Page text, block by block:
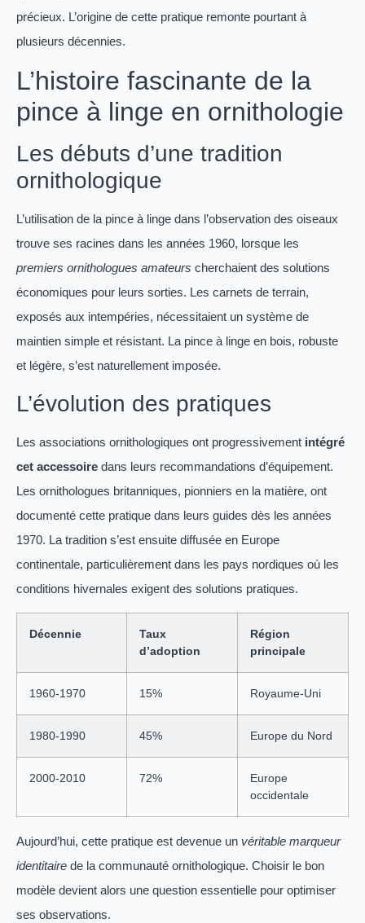
précieux. L’origine de cette pratique remonte pourtant à
plusieurs décennies.
L’histoire fascinante de la
pince à linge en ornithologie
Les débuts d’une tradition
ornithologique
L’utilisation de la pince à linge dans l’observation des oiseaux
trouve ses racines dans les années 1960, lorsque les
premiers ornithologues amateurs cherchaient des solutions
économiques pour leurs sorties. Les carnets de terrain,
exposés aux intempéries, nécessitaient un système de
maintien simple et résistant. La pince à linge en bois, robuste
et légère, s’est naturellement imposée.
L’évolution des pratiques
Les associations ornithologiques ont progressivement intégré
cet accessoire dans leurs recommandations d’équipement.
Les ornithologues britanniques, pionniers en la matière, ont
documenté cette pratique dans leurs guides dès les années
1970. La tradition s’est ensuite diffusée en Europe
continentale, particulièrement dans les pays nordiques où les
conditions hivernales exigent des solutions pratiques.
Décennie
Taux
d’adoption
Région
principale
1960-1970 15% Royaume-Uni
1980-1990 45% Europe du Nord
2000-2010 72%
Europe
occidentale
Aujourd’hui, cette pratique est devenue un véritable marqueur
identitaire de la communauté ornithologique. Choisir le bon
modèle devient alors une question essentielle pour optimiser
ses observations.